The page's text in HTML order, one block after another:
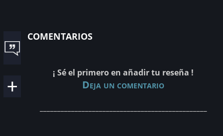
comentarios
¡ Sé el primero en añadir tu reseña !
Deja un comentario